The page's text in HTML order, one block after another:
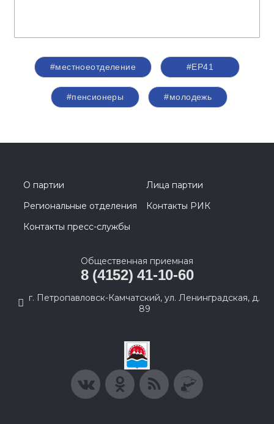
#местноеотделение #ЕР41
#пенсионеры #молодежь
О партии
Лица партии
Региональные отделения
Контакты РИК
Контакты пресс-службы
Общественная приемная
8 (4152) 41-10-60
г. Петропавловск-Камчатский, ул. Ленинградская, д.
89